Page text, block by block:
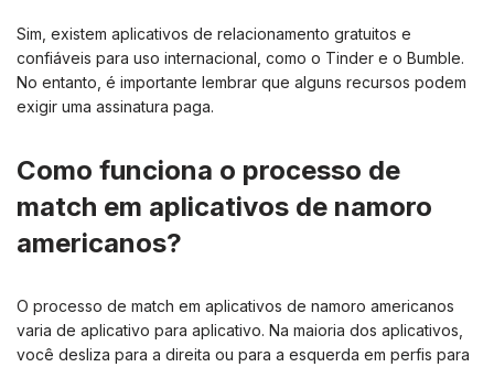
Sim, existem aplicativos de relacionamento gratuitos e
confiáveis ​​para uso internacional, como o Tinder e o Bumble.
No entanto, é importante lembrar que alguns recursos podem
exigir uma assinatura paga.
Como funciona o processo de
match em aplicativos de namoro
americanos?
O processo de match em aplicativos de namoro americanos
varia de aplicativo para aplicativo. Na maioria dos aplicativos,
você desliza para a direita ou para a esquerda em perfis para